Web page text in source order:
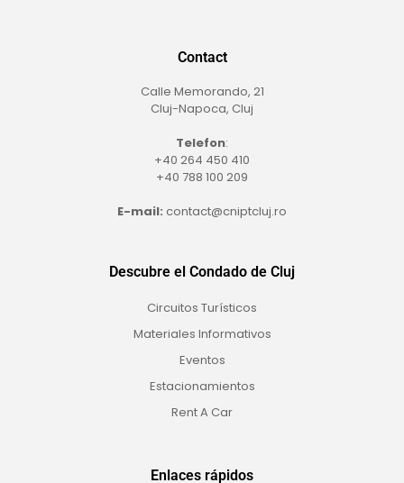
Contact
Calle Memorando, 21
Cluj-Napoca, Cluj
Telefon:
+40 264 450 410
+40 788 100 209
E-mail: contact@cniptcluj.ro
Descubre el Condado de Cluj
Circuitos Turísticos
Materiales Informativos
Eventos
Estacionamientos
Rent A Car
Enlaces rápidos